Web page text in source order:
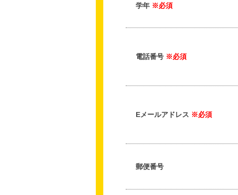
学年 ※必須
電話番号 ※必須
Eメールアドレス ※必須
郵便番号